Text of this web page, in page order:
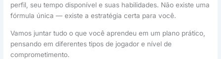
perfil, seu tempo disponível e suas habilidades. Não existe uma
fórmula única — existe a estratégia certa para você.
Vamos juntar tudo o que você aprendeu em um plano prático,
pensando em diferentes tipos de jogador e nível de
comprometimento.